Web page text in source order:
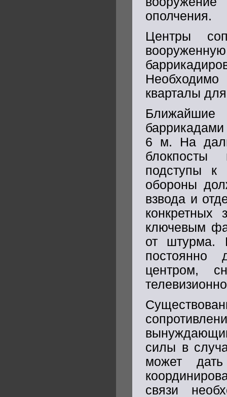
ополчения.
Центры
кварталы
6 м. На
блокпосты
подступы к
обороны
взвода и
конкретных
ключевым
от штурма.
постоянно
центром,
силы в
может
связи